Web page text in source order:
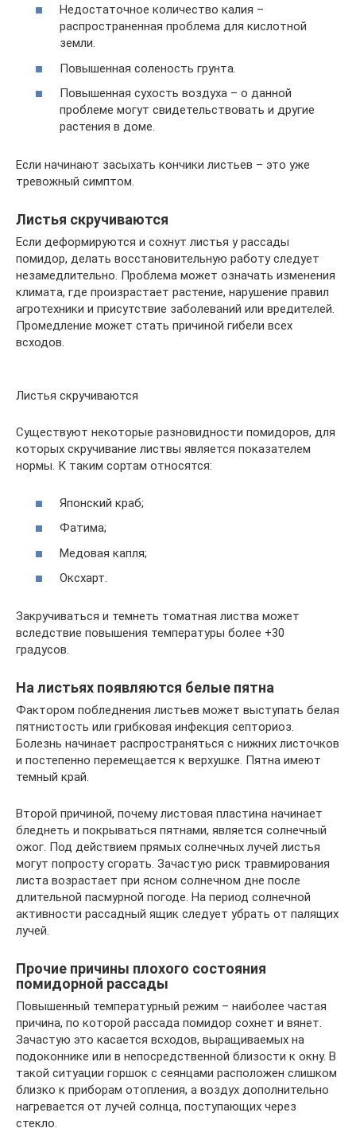
Недостаточное количество калия –
распространенная проблема для кислотной
земли.
Повышенная соленость грунта.
Повышенная сухость воздуха – о данной
проблеме могут свидетельствовать и другие
растения в доме.
Если начинают засыхать кончики листьев – это уже
тревожный симптом.
Листья скручиваются
Если деформируются и сохнут листья у рассады
помидор, делать восстановительную работу следует
незамедлительно. Проблема может означать изменения
климата, где произрастает растение, нарушение правил
агротехники и присутствие заболеваний или вредителей.
Промедление может стать причиной гибели всех
всходов.
Листья скручиваются
Существуют некоторые разновидности помидоров, для
которых скручивание листвы является показателем
нормы. К таким сортам относятся:
Японский краб;
Фатима;
Медовая капля;
Оксхарт.
Закручиваться и темнеть томатная листва может
вследствие повышения температуры более +30
градусов.
На листьях появляются белые пятна
Фактором побледнения листьев может выступать белая
пятнистость или грибковая инфекция септориоз.
Болезнь начинает распространяться с нижних листочков
и постепенно перемещается к верхушке. Пятна имеют
темный край.
Второй причиной, почему листовая пластина начинает
бледнеть и покрываться пятнами, является солнечный
ожог. Под действием прямых солнечных лучей листья
могут попросту сгорать. Зачастую риск травмирования
листа возрастает при ясном солнечном дне после
длительной пасмурной погоде. На период солнечной
активности рассадный ящик следует убрать от палящих
лучей.
Прочие причины плохого состояния
помидорной рассады
Повышенный температурный режим – наиболее частая
причина, по которой рассада помидор сохнет и вянет.
Зачастую это касается всходов, выращиваемых на
подоконнике или в непосредственной близости к окну. В
такой ситуации горшок с сеянцами расположен слишком
близко к приборам отопления, а воздух дополнительно
нагревается от лучей солнца, поступающих через
стекло.